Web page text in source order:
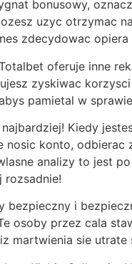
bonusowy,
uzyc otrzymac
zdecydowac
oferuje inne
zyskiwac
pamietal w
Kiedy
nosic konto, odbierac
analizy to jest
rozsadnie!
bezpieczny i
osoby przez cala
martwienia sie utrate